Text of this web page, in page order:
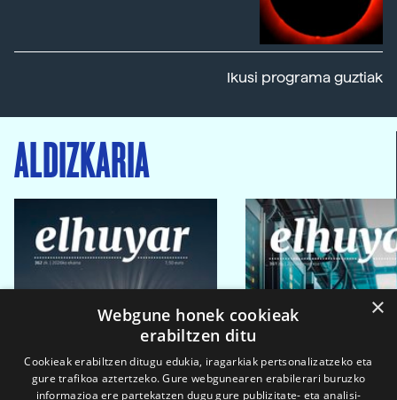
Ikusi programa guztiak
ALDIZKARIA
×
Webgune honek cookieak
erabiltzen ditu
Cookieak erabiltzen ditugu edukia, iragarkiak pertsonalizatzeko eta
gure trafikoa aztertzeko. Gure webgunearen erabilerari buruzko
informazioa ere partekatzen dugu gure publizitate- eta analisi-